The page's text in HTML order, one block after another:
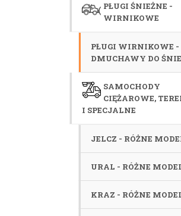
PŁUGI ŚNIEŻNE -
WIRNIKOWE
PŁUGI WIRNIKOWE -
DMUCHAWY DO
SAMOCHODY
CIĘŻAROWE,
I SPECJALNE
JELCZ - RÓŻNE
URAL - RÓŻNE
KRAZ - RÓŻNE